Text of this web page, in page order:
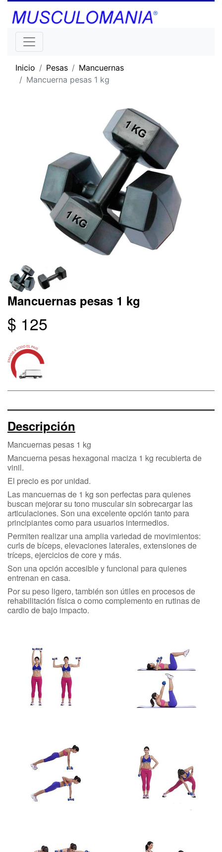
Inicio Pesas
Mancuernas
Mancuerna pesas 1 kg
Mancuernas pesas 1 kg
$ 125
Descripción
Mancuernas pesas 1 kg
Mancuerna pesas hexagonal maciza 1 kg recubierta de
vinil.
El precio es por unidad.
Las mancuernas de 1 kg son perfectas para quienes
buscan mejorar su tono muscular sin sobrecargar las
articulaciones. Son una excelente opción tanto para
principiantes como para usuarios intermedios.
Permiten realizar una amplia variedad de movimientos:
curls de bíceps, elevaciones laterales, extensiones de
tríceps, ejercicios de core y más.
Son una opción accesible y funcional para quienes
entrenan en casa.
Por su peso ligero, también son útiles en procesos de
rehabilitación física o como complemento en rutinas de
cardio de bajo impacto.